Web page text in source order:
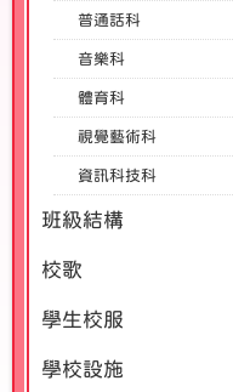
普通話科
音樂科
體育科
視覺藝術科
資訊科技科
班級結構
校歌
學生校服
學校設施